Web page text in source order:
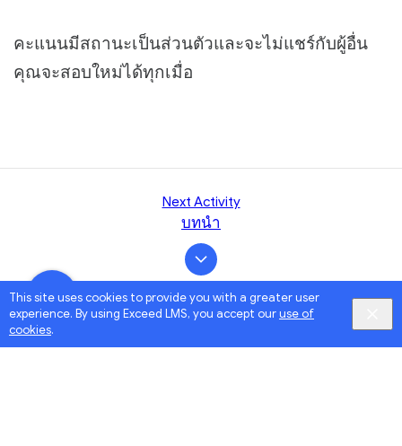
This site uses cookies to provide you with a greater user
experience. By using Exceed LMS, you accept ouruse of
cookies.
คะแนนมีสถานะเป็นส่วนตัวและจะไม่แชร์กับผู้อื่น
คุณจะสอบใหม่ได้ทุกเมื่อ
Next Activity
บทนำ